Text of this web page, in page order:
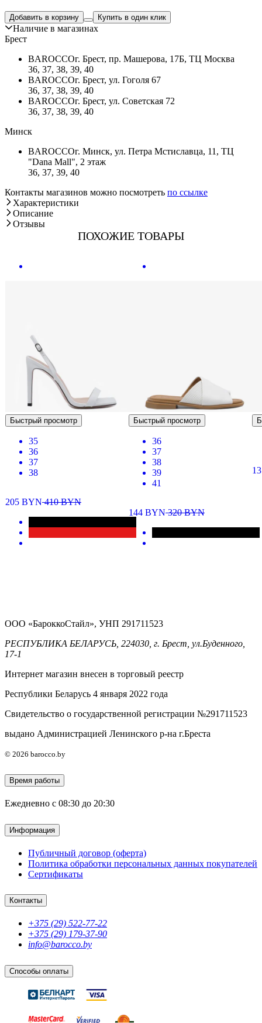
Добавить в корзину Купить в один клик
Наличие в магазинах
Брест
BAROCCOг. Брест, пр. Машерова, 17Б, ТЦ Москва
36, 37, 38, 39, 40
BAROCCOг. Брест, ул. Гоголя 67
36, 37, 38, 39, 40
BAROCCOг. Брест, ул. Советская 72
36, 37, 38, 39, 40
Минск
BAROCCOг. Минск, ул. Петра Мстиславца, 11, ТЦ
"Dana Mall", 2 этаж
36, 37, 39, 40
Контакты магазинов можно посмотреть по ссылке
Характеристики
Описание
Отзывы
ПОХОЖИЕ ТОВАРЫ
Быстрый просмотр
35
36
37
38
205 BYN410BYN
Быстрый просмотр
36
37
38
39
41
144 BYN320BYN
ООО «БароккоСтайл», УНП 291711523
РЕСПУБЛИКА БЕЛАРУСЬ, 224030, г. Брест, ул.Буденного,
17-1
Интернет магазин внесен в торговый реестр
Республики Беларусь 4 января 2022 года
Свидетельство о государственной регистрации №291711523
выдано Администрацией Ленинского р-на г.Бреста
© 2026 barocco.by
Время работы
Ежедневно с 08:30 до 20:30
Информация
Публичный договор (оферта)
Политика обработки персональных данных покупателей
Сертификаты
Контакты
+375 (29) 522-77-22
+375 (29) 179-37-90
info@barocco.by
Способы оплаты